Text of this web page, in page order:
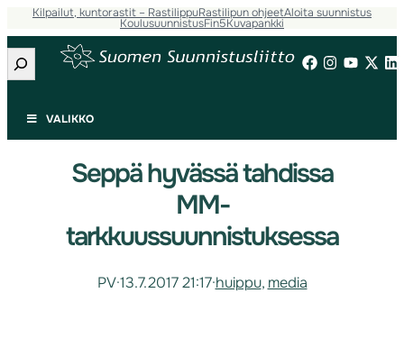
Kilpailut, kuntorastit – RastilippuRastilipun ohjeetAloita suunnistus
KoulusuunnistusFin5Kuvapankki
Etsi
VALIKKO
Seppä hyvässä tahdissa
MM-
tarkkuussuunnistuksessa
PV·13.7.2017 21:17·huippu, media